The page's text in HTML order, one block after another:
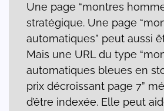
Une page “montres
stratégique. Une page
automatiques” peut aussi
Mais une URL du type
automatiques bleues en
prix décroissant page 7”
d’être indexée. Elle peut